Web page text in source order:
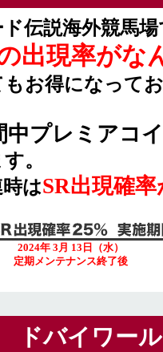
ド伝説海外競馬
出現率がな
もお得になって
中プレミアコ
。
時はSR出現確
2024年 3月 13日（水）
定期メンテナンス終了後
ドバイワー